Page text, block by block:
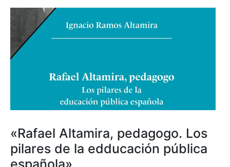
«Rafael Altamira, pedagogo. Los
pilares de la edducación pública